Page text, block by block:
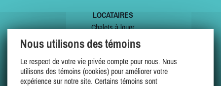
LOCATAIRES
Chalets à louer
Chalets à vendre
Offres spéciales
Mes favoris
Nous utilisons des témoins
Le respect de votre vie privée compte pour nous. Nous
utilisons des témoins (cookies) pour améliorer votre
expérience sur notre site. Certains témoins sont